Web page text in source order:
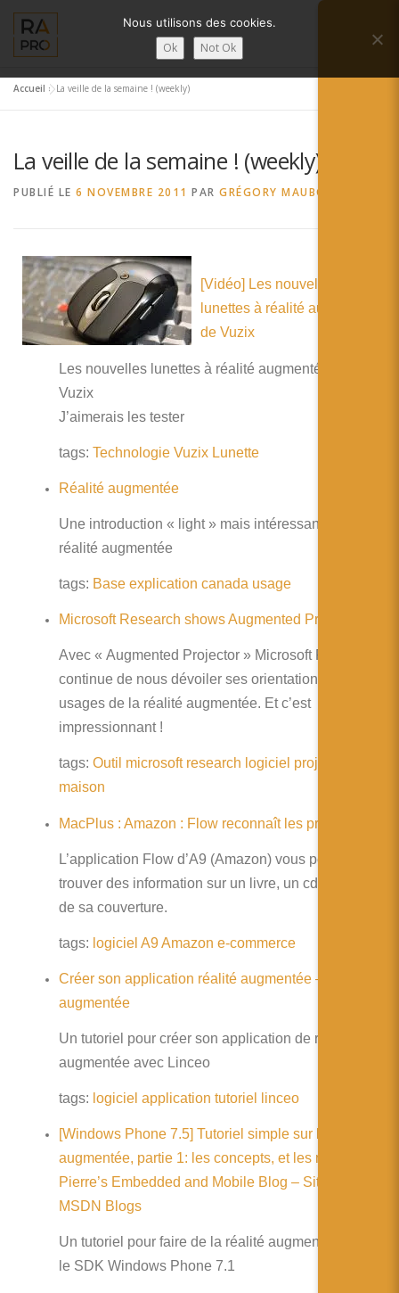
contenu
Menu
SERVICES RA’PRO ACTUALITÉ DE LA RA
English
Français
Deutsch
Español
Accueil »La veille de la semaine ! (weekly)
La veille de la semaine ! (weekly)
PUBLIÉ LE 6 NOVEMBRE 2011 PAR GRÉGORY MAUBON
[Vidéo] Les nouvelles
lunettes à réalité augmentée
de Vuzix
Les nouvelles lunettes à réalité augmentée de
Vuzix
J’aimerais les tester
tags: Technologie Vuzix Lunette
Réalité augmentée
Une introduction « light » mais intéressante à la
réalité augmentée
tags: Base explication canada usage
Microsoft Research shows Augmented Projectors
Avec « Augmented Projector » Microsoft Research
continue de nous dévoiler ses orientations dans les
usages de la réalité augmentée. Et c’est
impressionnant !
tags: Outil microsoft research logiciel projeteur
maison
MacPlus : Amazon : Flow reconnaît les produits
L’application Flow d’A9 (Amazon) vous permet de
trouver des information sur un livre, un cd … à partir
de sa couverture.
tags: logiciel A9Amazon e-commerce
Créer son application réalité augmentée – La réalité
augmentée
Un tutoriel pour créer son application de réalité
augmentée avec Linceo
tags: logiciel application tutoriel linceo
[Windows Phone 7.5] Tutoriel simple sur la réalité
augmentée, partie 1: les concepts, et les maths –
Pierre’s Embedded and Mobile Blog – Site Home –
MSDN Blogs
Un tutoriel pour faire de la réalité augmentée avec
le SDK Windows Phone 7.1
Nous utilisons des cookies.
Ok Not Ok